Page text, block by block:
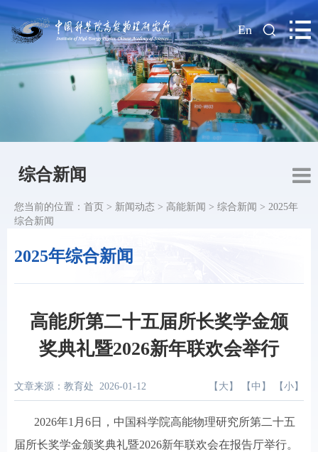
| En
综合新闻
2025年综合新闻
您当前的位置： 首页 > 新闻动态 > 高能新闻 > 综合新闻 > 2025年
综合新闻
高能所第二十五届所长奖学金颁
奖典礼暨2026新年联欢会举行
文章来源：教育处 2026-01-12 【 大 】 【 中 】 【 小 】
2026年1月6日，中国科学院高能物理研究所第二十五
届所长奖学金颁奖典礼暨2026新年联欢会在报告厅举行。